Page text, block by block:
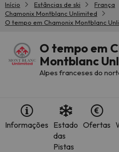
Início Estâncias de ski
França
Chamonix Montblanc Unlimited
O tempo em Chamonix Montblanc
O tempo em
Montblanc
Alpes franceses do
Informações Estado
das
Pistas
Ofertas